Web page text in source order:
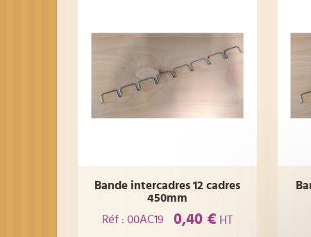
Bande intercadres 12 cadres
450mm
Réf : 00AC19
0,40 € HT